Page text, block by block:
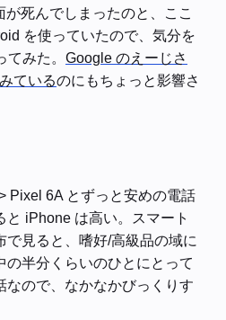
死んでしまったのと、ここ
を使っていたので、気分を
みた。 Google のえーじさ
ているのにもちょっと影響さ
Pixel 6A とずっと安めの電話
と iPhone は高い。スマート
で見ると、嗜好/高級品の域に
の半分くらいのひとにとって
なので、なかなかびっくりす